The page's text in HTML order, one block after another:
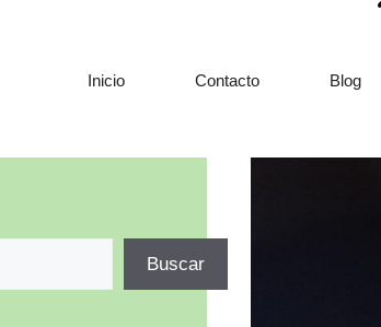
Inicio Contacto Blog
Buscar